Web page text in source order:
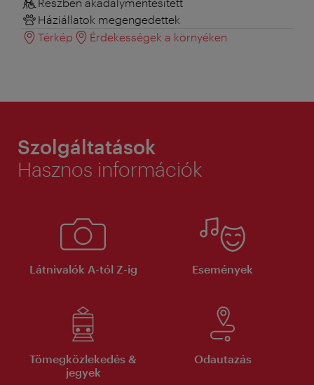
Részben akadálymentesített
Háziállatok megengedettek
Térkép
Érdekességek a környéken
Szolgáltatások
Hasznos információk
Látnivalók A-tól Z-ig Események
Tömegközlekedés &
jegyek
Odautazás